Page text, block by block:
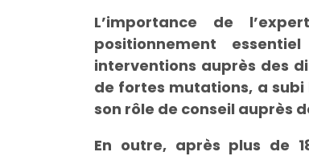
L’importance de
positionnement
interventions auprès des
de fortes mutations, a
son rôle de conseil auprès
En outre, après plus de